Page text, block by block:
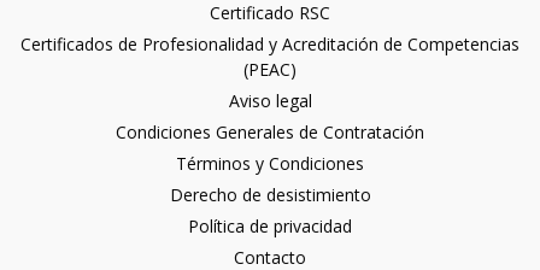
Certificado RSC
Certificados de Profesionalidad y Acreditación de Competencias
(PEAC)
Aviso legal
Condiciones Generales de Contratación
Términos y Condiciones
Derecho de desistimiento
Política de privacidad
Contacto